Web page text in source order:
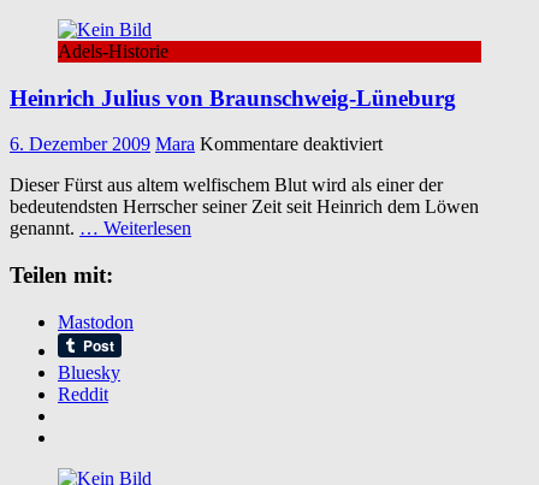
Adels-Historie
Heinrich Julius von Braunschweig-Lüneburg
6. Dezember 2009 Mara Kommentare deaktiviertfür
Julius
von
Dieser Fürst aus altem welfischem Blut wird als einer der
bedeutendsten Herrscher seiner Zeit seit Heinrich dem Löwen
genannt. … Weiterlesen
Teilen mit:
Mastodon
Bluesky
Reddit